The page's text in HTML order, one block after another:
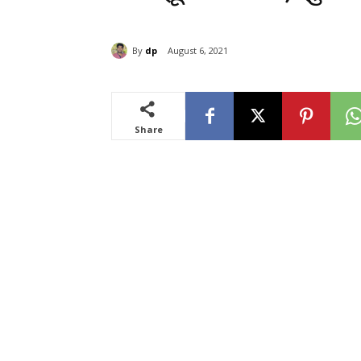
By dp August 6, 2021
Share